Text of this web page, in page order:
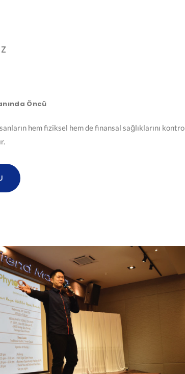
Öncü
hem fiziksel hem de finansal sağlıklarını